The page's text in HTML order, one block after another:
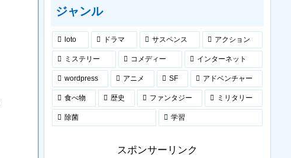
ジャンル
loto ドラマ サスペンス アクション
ミステリー コメディー インターネット
wordpress アニメ SF アドベンチャー
食べ物 歴史 ファンタジー ミリタリー
除菌 学習
スポンサーリンク